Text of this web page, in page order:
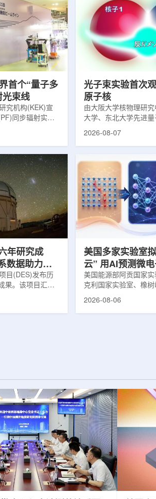
模拟。...
首个“量子多
光束线
究机构(KEK)宣
同步辐射实验
束的同步利用。据
由同步辐射学术
。该网络由大学
用、联合研究中
，定位为科研和
线的主要特点在
下同时使用硬X射
去需要分别开展的
光子束实验首次
原子核
由大阪大学核物理研
大学、东北大学先进
台湾中央研究院和加
LEPS2/Solenoid合作
束实验观测到含有反K
一成果为确认反K介子
了新的实验证据，也
质和中性子星内部结
索。研究团队在日本
射设施SP...
2026-08-07
年研究成
数据助力约
目(DES)发布历
果。该项目汇总
于2013年至2019
美国多家实验室
云” 用AI预测微
响
美国能源部阿贡国家
克利国家实验室、橡
西北大学的研究人员正
工...
2026-08-06